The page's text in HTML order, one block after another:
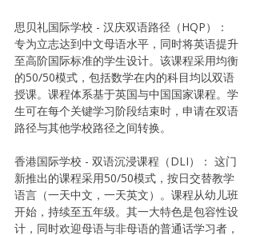
思贝礼国际学校 - 汉庆双语路径（HQP）：
专为立志达到中文母语水平，同时将英语提升
至高阶国际标准的学生设计。该课程采用均衡
的50/50模式，包括数学在内的科目均以双语
授课。课程体系基于英国与中国国家课程。学
生可在每个关键学习阶段结束时，申请在双语
路径与其他学校路径之间转换。
香港国际学校 - 双语沉浸课程（DLI）： 这门
新推出的课程采用50/50模式，按日交替教学
语言（一天中文，一天英文）。课程从幼儿班
开始，持续至五年级。其一大特色是包容性设
计，同时欢迎母语与非母语的普通话学习者，